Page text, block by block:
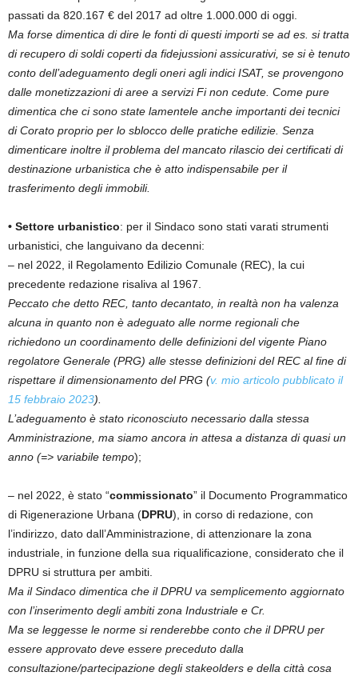
passati da 820.167 € del 2017 ad oltre 1.000.000 di oggi.
Ma forse dimentica di dire le fonti di questi importi se ad es. si tratta
di recupero di soldi coperti da fidejussioni assicurativi, se si è tenuto
conto dell’adeguamento degli oneri agli indici ISAT, se provengono
dalle monetizzazioni di aree a servizi Fi non cedute. Come pure
dimentica che ci sono state lamentele anche importanti dei tecnici
di Corato proprio per lo sblocco delle pratiche edilizie. Senza
dimenticare inoltre il problema del mancato rilascio dei certificati di
destinazione urbanistica che è atto indispensabile per il
trasferimento degli immobili.
• Settore urbanistico: per il Sindaco sono stati varati strumenti
urbanistici, che languivano da decenni:
– nel 2022, il Regolamento Edilizio Comunale (REC), la cui
precedente redazione risaliva al 1967.
Peccato che detto REC, tanto decantato, in realtà non ha valenza
alcuna in quanto non è adeguato alle norme regionali che
richiedono un coordinamento delle definizioni del vigente Piano
regolatore Generale (PRG) alle stesse definizioni del REC al fine di
rispettare il dimensionamento del PRG (v. mio articolo pubblicato il
15 febbraio 2023).
L’adeguamento è stato riconosciuto necessario dalla stessa
Amministrazione, ma siamo ancora in attesa a distanza di quasi un
anno (=> variabile tempo);
– nel 2022, è stato “commissionato” il Documento Programmatico
di Rigenerazione Urbana (DPRU), in corso di redazione, con
l’indirizzo, dato dall’Amministrazione, di attenzionare la zona
industriale, in funzione della sua riqualificazione, considerato che il
DPRU si struttura per ambiti.
Ma il Sindaco dimentica che il DPRU va semplicemento aggiornato
con l’inserimento degli ambiti zona Industriale e Cr.
Ma se leggesse le norme si renderebbe conto che il DPRU per
essere approvato deve essere preceduto dalla
consultazione/partecipazione degli stakeolders e della città cosa